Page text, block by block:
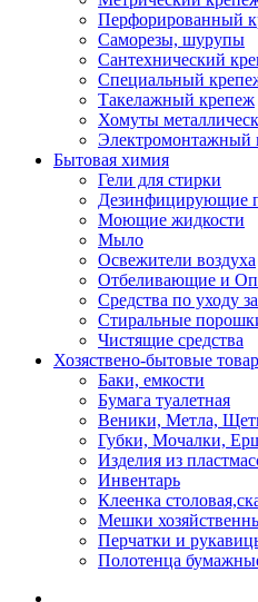
Перфорированный
Саморезы, шурупы
Сантехнический
Специальный
Такелажный крепеж
Хомуты
Электромонтажный
Бытовая химия
Гели для стирки
Дезинфицирующие
Моющие жидкости
Мыло
Освежители воздуха
Отбеливающие и
Средства по уходу
Стиральные
Чистящие средства
Хозяствено-бытовые
Баки, емкости
Бумага туалетная
Веники, Метла,
Губки, Мочалки,
Изделия из
Инвентарь
Клеенка
Мешки
Перчатки и
Полотенца